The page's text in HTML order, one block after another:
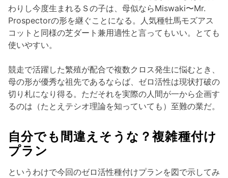
わりし今度生まれるＳの子は、母似ならMiswaki〜Mr.
Prospectorの形を継ぐことになる。人気種牡馬モズアス
コットと同様の芝ダート兼用適性と言ってもいい。とても
使いやすい。
競走で活躍した繁殖が配合で複数クロス発生に悩むとき、
母の形が優秀な祖先であるならば、ゼロ活性は現状打破の
切り札になり得る。ただそれを実際の人間が一から企画す
るのは（たとえテシオ理論を知っていても）至難の業だ。
自分でも間違えそうな？複雑種付け
プラン
というわけで今回のゼロ活性種付けプランを図で示してみ